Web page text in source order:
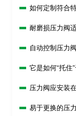
如何定制符合
耐磨损压力阀
自动控制压力
它是如何“托住
压力阀应安装
易于更换的压